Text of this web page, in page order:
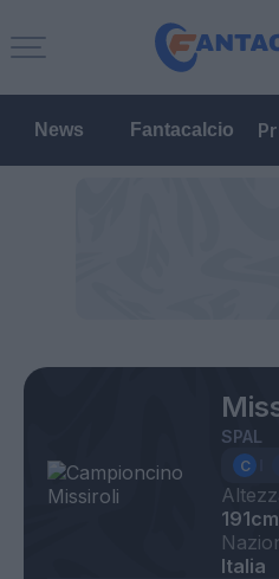
News Fantacalcio
SPAL
191cm
Italia